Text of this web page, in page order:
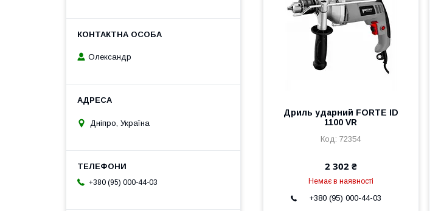
Дриль ударний FORTE ID
1100 VR
72354
2 302 ₴
Немає в наявності
+380 (95) 000-44-03
Олександр
Дніпро, Україна
+380 (95) 000-44-03